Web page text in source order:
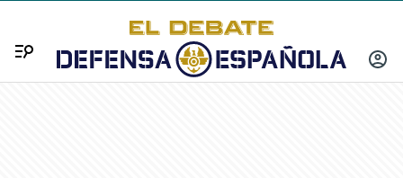
INICIAR
Menú